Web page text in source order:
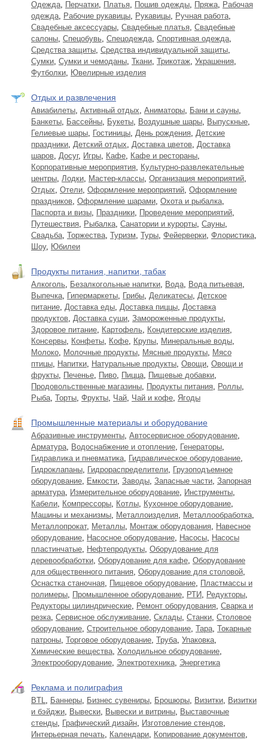
Одежда, Перчатки, Платья, Пошив одежды, Пряжа, Рабочая
одежда, Рабочие рукавицы, Рукавицы, Ручная работа,
Свадебные аксессуары, Свадебные платья, Свадебные
салоны, Спецобувь, Спецодежда, Спортивная одежда,
Средства защиты, Средства индивидуальной защиты,
Сумки, Сумки и чемоданы, Ткани, Трикотаж, Украшения,
Футболки, Ювелирные изделия
Отдых и развлечения
Авиабилеты, Активный отдых, Аниматоры, Бани и сауны,
Банкеты, Бассейны, Букеты, Воздушные шары, Выпускные,
Гелиевые шары, Гостиницы, День рождения, Детские
праздники, Детский отдых, Доставка цветов, Доставка
шаров, Досуг, Игры, Кафе, Кафе и рестораны,
Корпоративные мероприятия, Культурно-развлекательные
центры, Лодки, Мастер-классы, Организация мероприятий,
Отдых, Отели, Оформление мероприятий, Оформление
праздников, Оформление шарами, Охота и рыбалка,
Паспорта и визы, Праздники, Проведение мероприятий,
Путешествия, Рыбалка, Санатории и курорты, Сауны,
Свадьба, Торжества, Туризм, Туры, Фейерверки, Флористика,
Шоу, Юбилеи
Продукты питания, напитки, табак
Алкоголь, Безалкогольные напитки, Вода, Вода питьевая,
Выпечка, Гипермаркеты, Грибы, Деликатесы, Детское
питание, Доставка еды, Доставка пиццы, Доставка
продуктов, Доставка суши, Замороженные продукты,
Здоровое питание, Картофель, Кондитерские изделия,
Консервы, Конфеты, Кофе, Крупы, Минеральные воды,
Молоко, Молочные продукты, Мясные продукты, Мясо
птицы, Напитки, Натуральные продукты, Овощи, Овощи и
фрукты, Печенье, Пиво, Пицца, Пищевые добавки,
Продовольственные магазины, Продукты питания, Роллы,
Рыба, Торты, Фрукты, Чай, Чай и кофе, Ягоды
Промышленные материалы и оборудование
Абразивные инструменты, Автосервисное оборудование,
Арматура, Водоснабжение и отопление, Генераторы,
Гидравлика и пневматика, Гидравлическое оборудование,
Гидроклапаны, Гидрораспределители, Грузоподъемное
оборудование, Емкости, Заводы, Запасные части, Запорная
арматура, Измерительное оборудование, Инструменты,
Кабели, Компрессоры, Котлы, Кухонное оборудование,
Машины и механизмы, Металлоизделия, Металлообработка,
Металлопрокат, Металлы, Монтаж оборудования, Навесное
оборудование, Насосное оборудование, Насосы, Насосы
пластинчатые, Нефтепродукты, Оборудование для
деревообработки, Оборудование для кафе, Оборудование
для общественного питания, Оборудование для столовой,
Оснастка станочная, Пищевое оборудование, Пластмассы и
полимеры, Промышленное оборудование, РТИ, Редукторы,
Редукторы цилиндрические, Ремонт оборудования, Сварка и
резка, Сервисное обслуживание, Склады, Станки, Столовое
оборудование, Строительное оборудование, Тара, Токарные
патроны, Торговое оборудование, Труба, Упаковка,
Химические вещества, Холодильное оборудование,
Электрооборудование, Электротехника, Энергетика
Реклама и полиграфия
BTL, Баннеры, Бизнес сувениры, Брошюры, Визитки, Визитки
и бэйджи, Вывески, Вывески и витрины, Выставочные
стенды, Графический дизайн, Изготовление стендов,
Интерьерная печать, Календари, Копирование документов,